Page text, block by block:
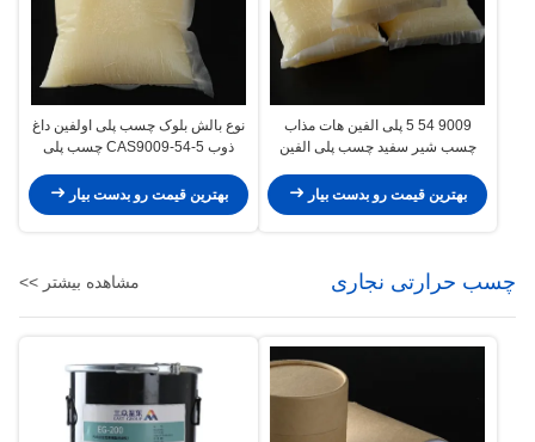
9009 54 5 پلی الفین هات مذاب
چسب شیر سفید چسب پلی الفین
بهترین قیمت رو بدست بیار
نوع بالش بلوک چسب پلی اولفین داغ
ذوب CAS9009-54-5 چسب پلی
بهترین قیمت رو بدست بیار
چسب حرارتی نجاری مشاهده بیشتر >>